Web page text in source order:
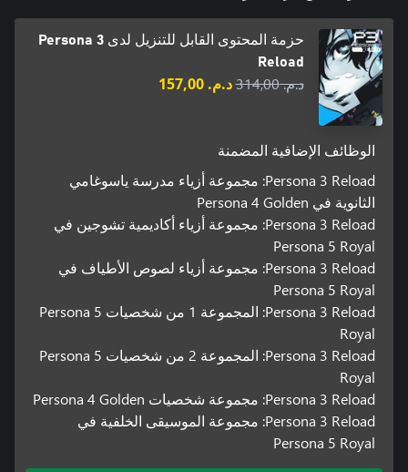
- قم ببناء فريقك الأفضل وقيادته للقضاء على ظلال العالم الآخر
والاقتراب أكثر نحو الحقيقة.
حزمة المحتوى القابل للتنزيل لدى Persona 3
Reload
د.م.‏ 314,00 د.م.‏ 157,00
الوظائف الإضافية المضمنة
Persona 3 Reload: مجموعة أزياء مدرسة ياسوغامي
الثانوية في Persona 4 Golden
Persona 3 Reload: مجموعة أزياء أكاديمية تشوجين في
Persona 5 Royal
Persona 3 Reload: مجموعة أزياء لصوص الأطياف في
Persona 5 Royal
Persona 3 Reload: المجموعة 1 من شخصيات Persona 5
Royal
Persona 3 Reload: المجموعة 2 من شخصيات Persona 5
Royal
Persona 3 Reload: مجموعة شخصيات Persona 4 Golden
Persona 3 Reload: مجموعة الموسيقى الخلفية في
Persona 5 Royal